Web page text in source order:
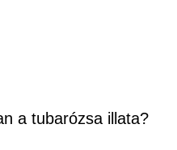
a tubarózsa illata?